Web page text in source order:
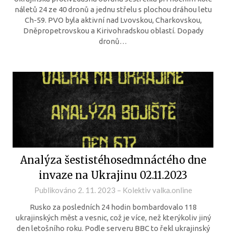
náletů 24 ze 40 dronů a jednu střelu s plochou dráhou letu
Ch-59. PVO byla aktivní nad Lvovskou, Charkovskou,
Dněpropetrovskou a Kirivohradskou oblastí. Dopady
dronů…
Analýza šestistéhosedmnáctého dne
invaze na Ukrajinu 02.11.2023
Publikováno 2. 11. 2023 – Kolektiv valka.online
Rusko za posledních 24 hodin bombardovalo 118
ukrajinských měst a vesnic, což je více, než kterýkoliv jiný
den letošního roku. Podle serveru BBC to řekl ukrajinský